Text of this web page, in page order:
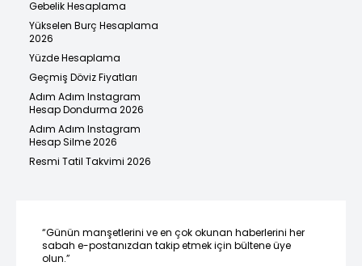
Gebelik Hesaplama
Yükselen Burç Hesaplama
2026
Yüzde Hesaplama
Geçmiş Döviz Fiyatları
Adım Adım Instagram
Hesap Dondurma 2026
Adım Adım Instagram
Hesap Silme 2026
Resmi Tatil Takvimi 2026
“Günün manşetlerini ve en çok okunan haberlerini her
sabah e-postanızdan takip etmek için bültene üye
olun.”